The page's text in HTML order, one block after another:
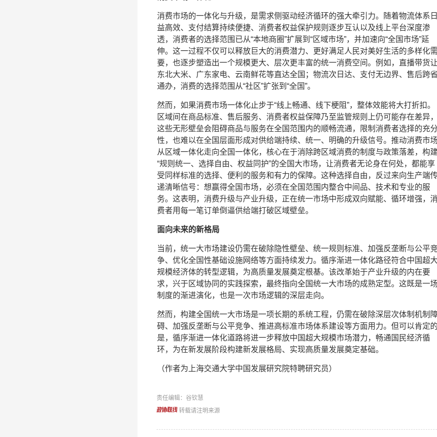
消费市场的一体化与升级，是需求侧驱动经济循环的强大牵引力。随着物流体系日
益高效、支付结算持续便捷、消费者权益保护规则逐步互认以及线上平台深度渗
透，消费者的选择范围已从“本地商圈”扩展到“区域市场”，并加速向“全国市场”延
伸。这一过程不仅可以释放巨大的消费潜力、更好满足人民对美好生活的多样化需
要，也逐步塑造出一个规模更大、层次更丰富的统一消费空间。例如，直播带货让
东北大米、广东家电、云南鲜花等直达全国；物流次日达、支付无边界、售后跨省
通办，消费的选择范围从“社区”扩张到“全国”。
然而，如果消费市场一体化止步于“线上畅通、线下梗阻”，整体效能将大打折扣。
区域间在商品标准、售后服务、消费者权益保障乃至监管规则上仍可能存在差异，
这些无形壁垒会阻碍商品与服务在全国范围内的顺畅流通，限制消费者选择的充分
性，也难以在全国层面形成对供给端持续、统一、明确的升级信号。推动消费市场
从区域一体化走向全国一体化，核心在于消除跨区域消费的制度与政策落差，构
“规则统一、选择自由、权益同护”的全国大市场，让消费者无论身在何处，都能享
受同样标准的选择、便利的服务和有力的保障。这种选择自由，反过来向生产端
递清晰信号：想赢得全国市场，必须在全国范围内整合中间品、技术和专业的服
务。这表明，消费升级与产业升级，正在统一市场中形成双向赋能、循环增强，消
费者用每一笔订单倒逼供给端打破区域壁垒。
面向未来的新格局
当前，统一大市场建设仍需在破除隐性壁垒、统一规则标准、加强反垄断与公平
争、优化全国性基础设施网络等方面持续发力。循序渐进一体化路径符合中国超大
规模经济体的转型逻辑，为高质量发展奠定根基。该改革始于产业升级的内在要
求，兴于区域协同的实践探索，最终指向全国统一大市场的成熟定型。这既是一场
制度的渐进演化，也是一次市场逻辑的深层走向。
然而，构建全国统一大市场是一项长期的系统工程，仍需在破除深层次体制机制
碍、加强反垄断与公平竞争、推进高标准市场体系建设等方面用力。但可以肯定的
是，循序渐进一体化道路将进一步释放中国超大规模市场潜力，畅通国民经济循
环，为在新发展阶段构建新发展格局、实现高质量发展奠定基础。
（作者为上海交通大学中国发展研究院特聘研究员）
责任编辑：谷钦慧
转载请注明来源